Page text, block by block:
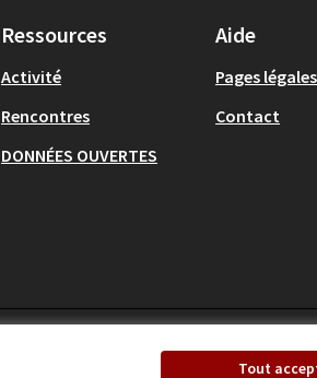
Tout
Ressources
Activité
Rencontres
DONNÉES OUVERTES
Aide
Pages légales
Contact